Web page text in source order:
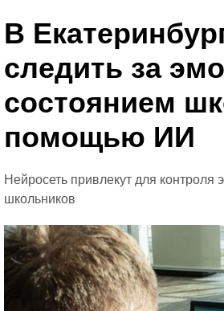
В
следить за
состоянием
помощью ИИ
Нейросеть привлекут для контроля
школьников